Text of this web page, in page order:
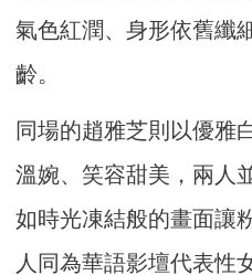
氣色紅潤、身形依舊纖
齡。
同場的趙雅芝則以優雅
溫婉、笑容甜美，兩人
如時光凍結般的畫面讓
人同為華語影壇代表性